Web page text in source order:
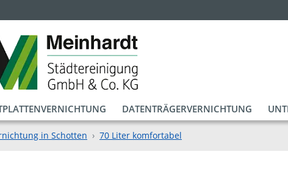
DATENTRÄGERVERNICHTUNG
in Schotten 70 Liter komfortabel